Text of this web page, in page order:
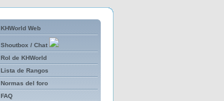
KHWorld Web
Shoutbox / Chat
Rol de KHWorld
Lista de Rangos
Normas del foro
FAQ